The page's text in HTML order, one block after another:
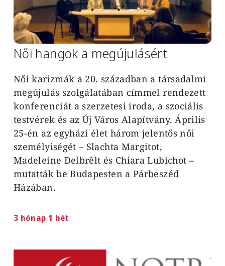
Női hangok a megújulásért
Női karizmák a 20. században a társadalmi
megújulás szolgálatában címmel rendezett
konferenciát a szerzetesi iroda, a szociális
testvérek és az Új Város Alapítvány. Április
25-én az egyházi élet három jelentős női
személyiségét – Slachta Margitot,
Madeleine Delbrêlt és Chiara Lubichot –
mutatták be Budapesten a Párbeszéd
Házában.
3 hónap 1 hét
Image